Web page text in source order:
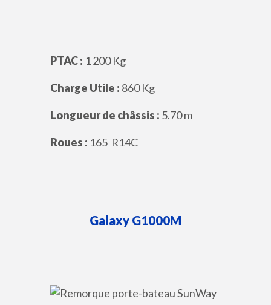
PTAC : 1 200 Kg
Charge Utile : 860 Kg
Longueur de châssis : 5.70 m
Roues : 165 R14C
Galaxy G1000M